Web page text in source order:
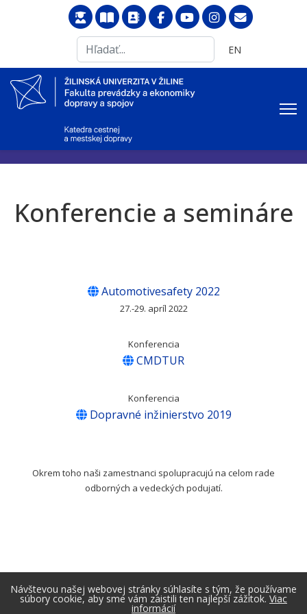
...
Vyberte váš jazyk
EN
Konferencie a semináre
Automotivesafety 2022
27.-29. apríl 2022
Konferencia
CMDTUR
Konferencia
Dopravné inžinierstvo 2019
Okrem toho naši zamestnanci spolupracujú na celom rade
odborných a vedeckých podujatí.
Návštevou našej webovej stránky súhlasíte s tým, že používame
súbory cookie, aby sme vám zaistili ten najlepší zážitok. Viac
informácií